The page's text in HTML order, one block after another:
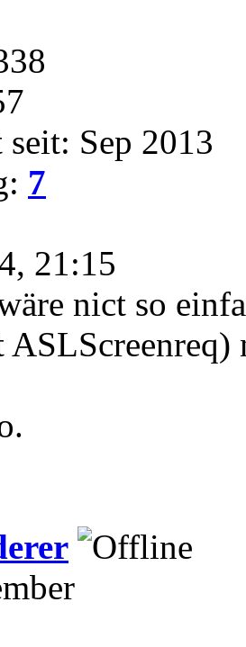
Sep 2013
7
21:15
nict so